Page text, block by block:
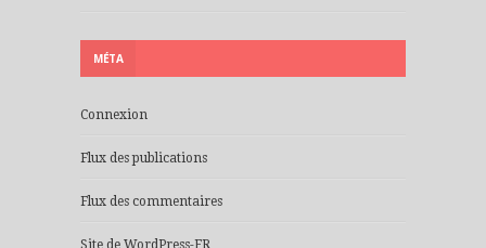
MÉTA
Connexion
Flux des publications
Flux des commentaires
Site de WordPress-FR